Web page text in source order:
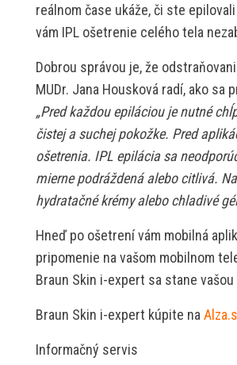
reálnom čase ukáže, či ste
vám IPL ošetrenie celého tela
Dobrou správou je, že
MUDr. Jana Housková radí, ako
„Pred každou epiláciou je nutné
čistej a suchej pokožke. Pred
ošetrenia. IPL epilácia sa
mierne podráždená alebo citlivá.
hydratačné krémy alebo chladivé
Hneď po ošetrení vám mobilná
pripomenie na vašom mobilnom
Braun Skin i-expert sa stane
Braun Skin i-expert kúpite na
Informačný servis